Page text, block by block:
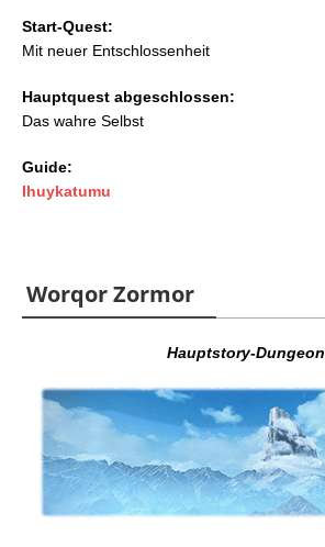
Start-Quest:
Mit neuer Entschlossenheit
Hauptquest abgeschlossen:
Das wahre Selbst
Guide:
Ihuykatumu
Worqor Zormor
Hauptstory-Dungeon